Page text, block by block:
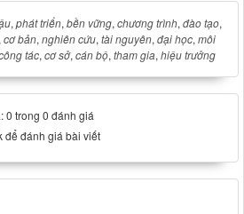
, phát triển, bền vững, chương trình, đào tạo,
cơ bản, nghiên cứu, tài nguyên, đại học, môi
tác, cơ sở, cán bộ, tham gia, hiệu trưởng
0 trong 0 đánh giá
để đánh giá bài viết